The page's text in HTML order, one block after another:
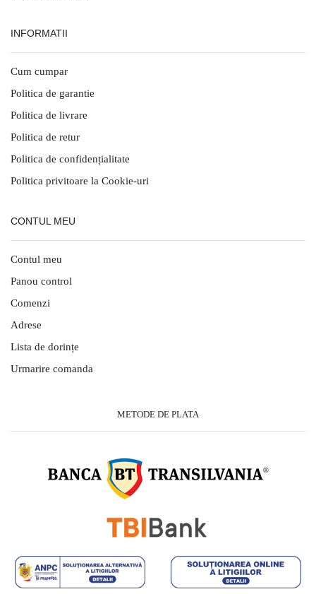
INFORMATII
Cum cumpar
Politica de garantie
Politica de livrare
Politica de retur
Politica de confidențialitate
Politica privitoare la Cookie-uri
CONTUL MEU
Contul meu
Panou control
Comenzi
Adrese
Lista de dorințe
Urmarire comanda
METODE DE PLATA